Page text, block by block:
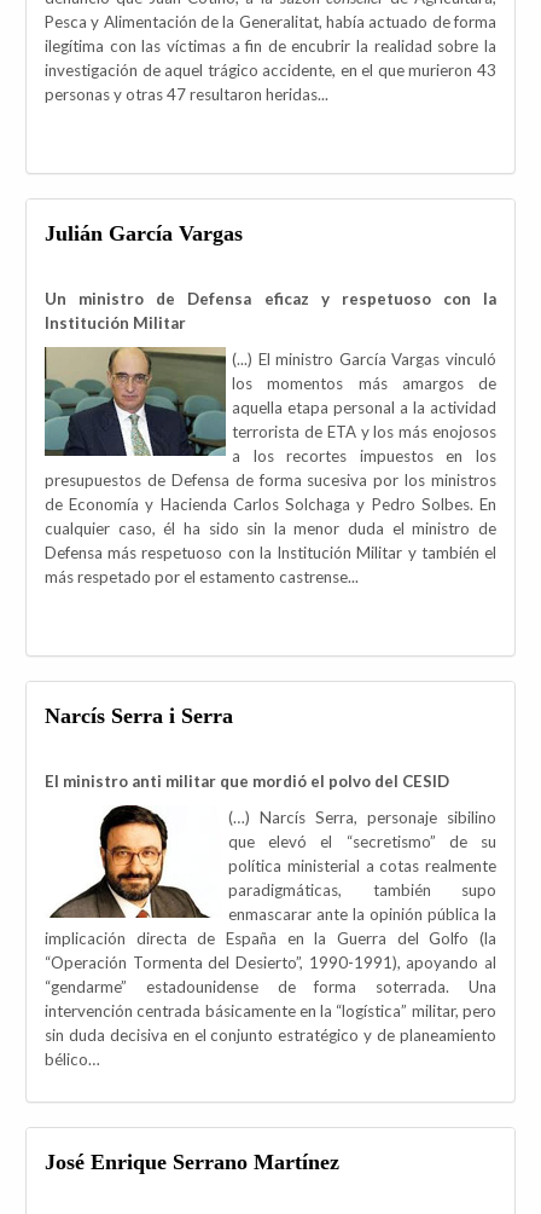
Pesca y Alimentación de la Generalitat, había actuado de forma
ilegítima con las víctimas a fin de encubrir la realidad sobre la
investigación de aquel trágico accidente, en el que murieron 43
personas y otras 47 resultaron heridas...
Julián García Vargas
Un ministro de Defensa eficaz y respetuoso con la
Institución Militar
(...) El ministro García Vargas vinculó
los momentos más amargos de
aquella etapa personal a la actividad
terrorista de ETA y los más enojosos
a los recortes impuestos en los
presupuestos de Defensa de forma sucesiva por los ministros
de Economía y Hacienda Carlos Solchaga y Pedro Solbes. En
cualquier caso, él ha sido sin la menor duda el ministro de
Defensa más respetuoso con la Institución Militar y también el
más respetado por el estamento castrense...
Narcís Serra i Serra
El ministro anti militar que mordió el polvo del CESID
(…) Narcís Serra, personaje sibilino
que elevó el “secretismo” de su
política ministerial a cotas realmente
paradigmáticas, también supo
enmascarar ante la opinión pública la
implicación directa de España en la Guerra del Golfo (la
“Operación Tormenta del Desierto”, 1990-1991), apoyando al
“gendarme” estadounidense de forma soterrada. Una
intervención centrada básicamente en la “logística” militar, pero
sin duda decisiva en el conjunto estratégico y de planeamiento
bélico…
José Enrique Serrano Martínez